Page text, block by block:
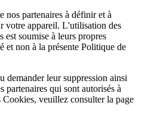
nos partenaires à définir et à
votre appareil. L'utilisation des
est soumise à leurs propres
et non à la présente Politique de
demander leur suppression ainsi
partenaires qui sont autorisés à
Cookies, veuillez consulter la page